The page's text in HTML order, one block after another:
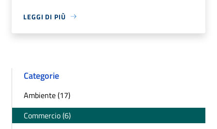
LEGGI DI PIÙ
Categorie
Ambiente (17)
Commercio (6)